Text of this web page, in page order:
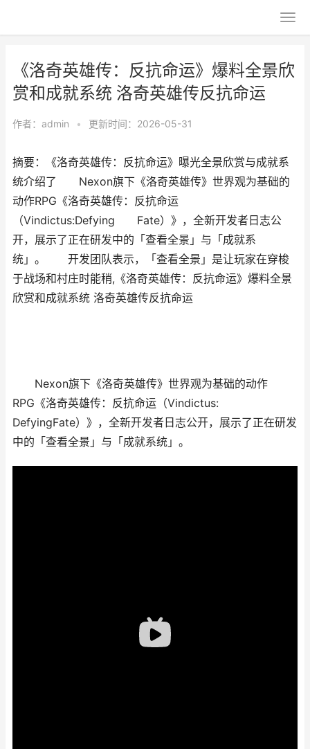
《洛奇英雄传：反抗命运》爆料全景欣
赏和成就系统 洛奇英雄传反抗命运
作者： admin • 更新时间：2026-05-31
摘要：《洛奇英雄传：反抗命运》曝光全景欣赏与成就系
统介绍了 Nexon旗下《洛奇英雄传》世界观为基础的
动作RPG《洛奇英雄传：反抗命运
（Vindictus:Defying Fate）》，全新开发者日志公
开，展示了正在研发中的「查看全景」与「成就系
统」。 开发团队表示，「查看全景」是让玩家在穿梭
于战场和村庄时能稍,《洛奇英雄传：反抗命运》爆料全景
欣赏和成就系统 洛奇英雄传反抗命运
Nexon旗下《洛奇英雄传》世界观为基础的动作
RPG《洛奇英雄传：反抗命运（Vindictus:
DefyingFate）》，全新开发者日志公开，展示了正在研发
中的「查看全景」与「成就系统」。